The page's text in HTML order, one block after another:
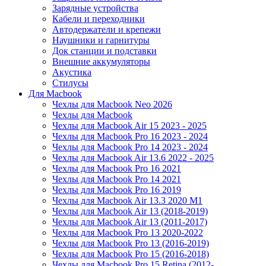
Зарядные устройства
Кабели и переходники
Автодержатели и крепежи
Наушники и гарнитуры
Док станции и подставки
Внешние аккумуляторы
Акустика
Стилусы
Для Macbook
Чехлы для Macbook Neo 2026
Чехлы для Macbook
Чехлы для Macbook Air 15 2023 - 2025
Чехлы для Macbook Pro 16 2023 - 2024
Чехлы для Macbook Pro 14 2023 - 2024
Чехлы для Macbook Air 13.6 2022 - 2025
Чехлы для Macbook Pro 16 2021
Чехлы для Macbook Pro 14 2021
Чехлы для Macbook Pro 16 2019
Чехлы для Macbook Air 13.3 2020 M1
Чехлы для Macbook Air 13 (2018-2019)
Чехлы для Macbook Air 13 (2011-2017)
Чехлы для Macbook Pro 13 2020-2022
Чехлы для Macbook Pro 13 (2016-2019)
Чехлы для Macbook Pro 15 (2016-2018)